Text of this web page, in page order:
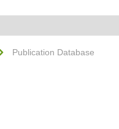
Publication Database